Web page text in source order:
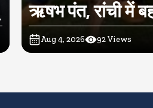
ऋषभ पंत, रांची में
Aug 4, 2026 92Views